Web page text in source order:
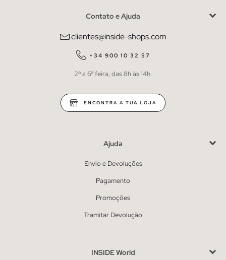
Contato e Ajuda
clientes@inside-shops.com
+34 900 10 32 57
2ª a 6ª feira, das 8h às 14h.
ENCONTRA A TUA LOJA
Ajuda
Envio e Devoluções
Pagamento
Promoções
Tramitar Devolução
INSIDE World